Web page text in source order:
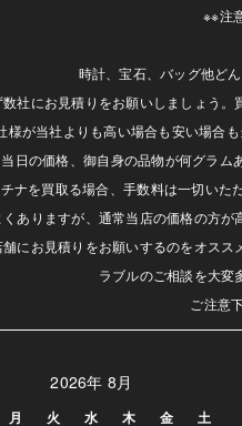
※※注
時計、宝石、バッグ他ど
数社にお見積りをお願いしましょう。
様が当社よりも高い場合も安い場合
日の価格、御自身の品物が何グラム
ナを買取る場合、手数料は一切い
くありますが、通常当店の価格の方
舗にお見積りをお願いするのをオス
ラブルのご相談を大変
ご注意
2026年 8月
月 火 水 木 金 土